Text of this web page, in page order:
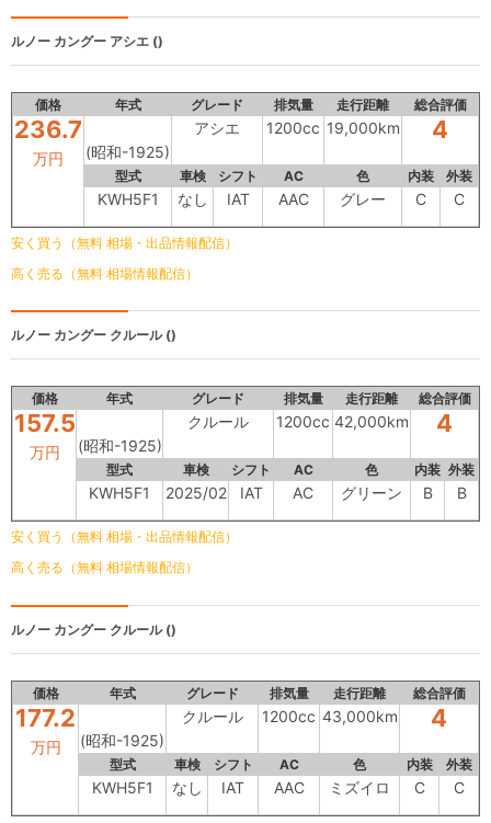
ルノー カングー アシエ ()
価格 年式 グレード 排気量 走行距離 総合評価
236.7
万円 (昭和-1925)
アシエ 1200cc 19,000km 4
型式 車検 シフト AC 色 内装 外装
KWH5F1 なし IAT AAC グレー C C
安く買う（無料 相場・出品情報配信）
高く売る（無料 相場情報配信）
ルノー カングー クルール ()
価格 年式 グレード 排気量 走行距離 総合評価
157.5
万円 (昭和-1925)
クルール 1200cc 42,000km 4
型式 車検 シフト AC 色 内装 外装
KWH5F1 2025/02 IAT AC グリーン B B
安く買う（無料 相場・出品情報配信）
高く売る（無料 相場情報配信）
ルノー カングー クルール ()
価格 年式 グレード 排気量 走行距離 総合評価
177.2
万円 (昭和-1925)
クルール 1200cc 43,000km 4
型式 車検 シフト AC 色 内装 外装
KWH5F1 なし IAT AAC ミズイロ C C